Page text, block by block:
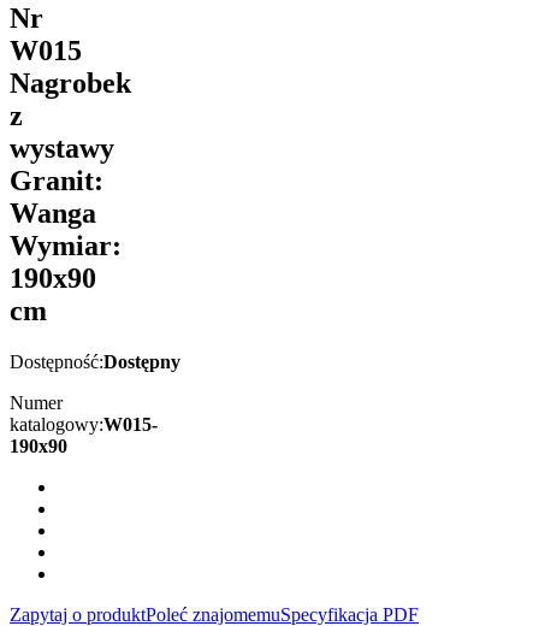
Nr
W015
Nagrobek
z
wystawy
Granit:
Wanga
Wymiar:
190x90
cm
Dostępność:Dostępny
Numer
katalogowy:W015-
190x90
Zapytaj o produktPoleć znajomemuSpecyfikacja PDF